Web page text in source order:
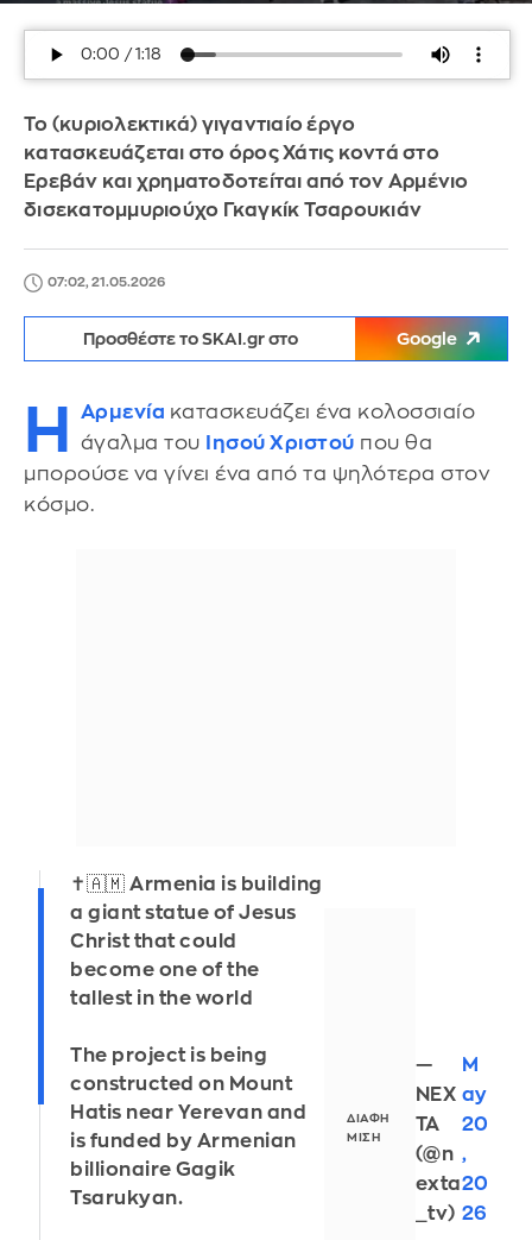
Το (κυριολεκτικά) γιγαντιαίο έργο
κατασκευάζεται στο όρος Χάτις κοντά στο
Ερεβάν και χρηματοδοτείται από τον Αρμένιο
δισεκατομμυριούχο Γκαγκίκ Τσαρουκιάν
07:02, 21.05.2026
Προσθέστε το SKAI.gr στο Google
Η Αρμενία κατασκευάζει ένα κολοσσιαίο
άγαλμα του
Ιησού Χριστού που θα
μπορούσε να γίνει ένα από τα ψηλότερα στον
κόσμο.
✝️🇦🇲 Armenia is building
a giant statue of Jesus
Christ that could
become one of the
tallest in the world
The project is being
constructed on Mount
Hatis near Yerevan and
is funded by Armenian
billionaire Gagik
Tsarukyan.
—
NEX
TA
(@n
exta
_tv)
M
ay
20
,
20
26